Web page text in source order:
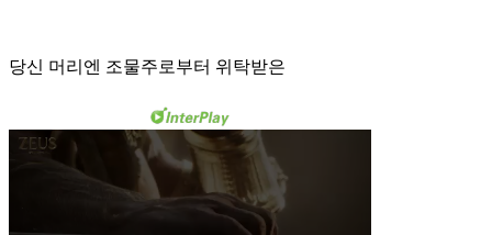
당신 머리엔 조물주로부터 위탁받은